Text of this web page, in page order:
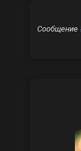
Сообщение